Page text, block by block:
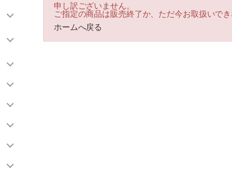
申し訳ございません。
ご指定の商品は販売終了か、ただ今お取扱いでき
ホームへ戻る